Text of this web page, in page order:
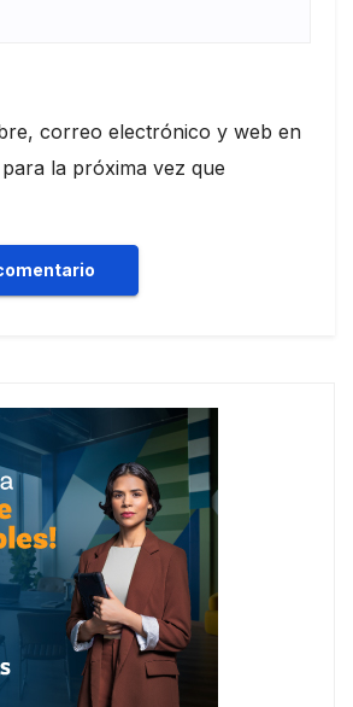
correo electrónico y web en
la próxima vez que